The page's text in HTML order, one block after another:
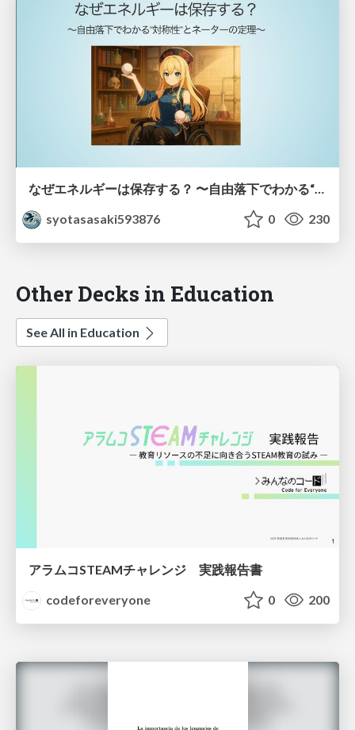
なぜエネルギーは保存する？ 〜自由落下でわかる“対称性”とネーターの定理〜
syotasasaki593876
0 230
Other Decks in Education
See All in Education
アラムコSTEAMチャレンジ 実践報告書
codeforeveryone
0 200